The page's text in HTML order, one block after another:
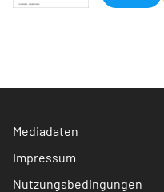
Mediadaten
Impressum
Nutzungsbedingungen